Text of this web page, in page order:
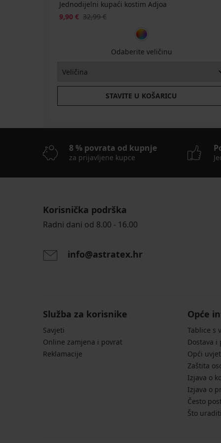
Jednodijelni kupaći kostim Adjoa
9,90 € 32,99 €
Odaberite veličinu
STAVITE U KOŠARICU
8 % povrata od kupnje
za prijavljene kupce
Korisnička podrška
Radni dani od 8.00 - 16.00
info@astratex.hr
Služba za korisnike
Savjeti
Online zamjena i povrat
Reklamacije
Opće
Tablice s
Dostava i
Opći
Zaštita
Izjava o
Izjava o
Često
Što